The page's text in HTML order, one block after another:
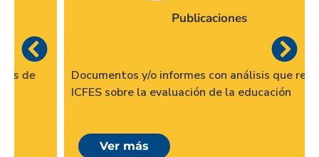
Publicaciones
Documentos y/o informes con análisis que realiza el
ICFES sobre la evaluación de la educación
Ver más